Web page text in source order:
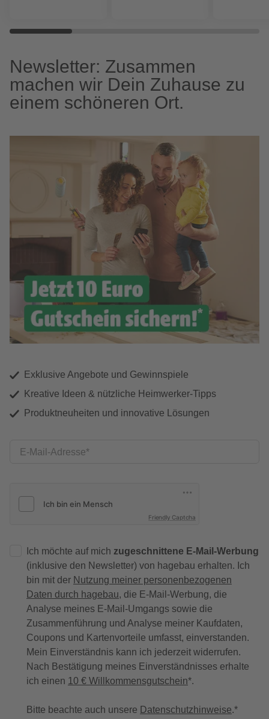
Newsletter: Zusammen
machen wir Dein Zuhause zu
einem schöneren Ort.
Exklusive Angebote und Gewinnspiele
Kreative Ideen & nützliche Heimwerker-Tipps
Produktneuheiten und innovative Lösungen
E-Mail-Adresse
Friendly Captcha
Ich möchte auf mich zugeschnittene E-Mail-Werbung
(inklusive den Newsletter) von hagebau erhalten. Ich
bin mit der Nutzung meiner personenbezogenen
Daten durch hagebau, die E-Mail-Werbung, die
Analyse meines E-Mail-Umgangs sowie die
Zusammenführung und Analyse meiner Kaufdaten,
Coupons und Kartenvorteile umfasst, einverstanden.
Mein Einverständnis kann ich jederzeit widerrufen.
Nach Bestätigung meines Einverständnisses erhalte
ich einen 10 € Willkommensgutschein*.
Bitte beachte auch unsere Datenschutzhinweise.